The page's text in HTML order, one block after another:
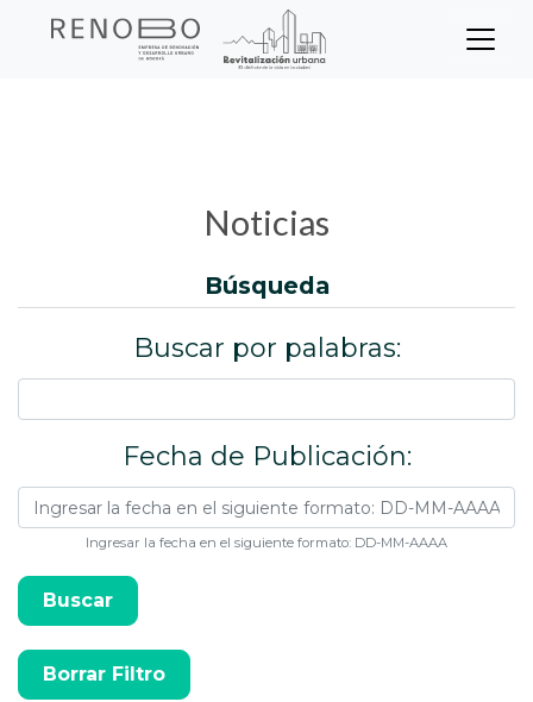
Sitio Web Empresa de
Noticias
Noticias
búsqueda
Buscar por palabras:
Fecha de Publicación:
Ingresar la fecha en el siguiente formato: DD-MM-AAAA